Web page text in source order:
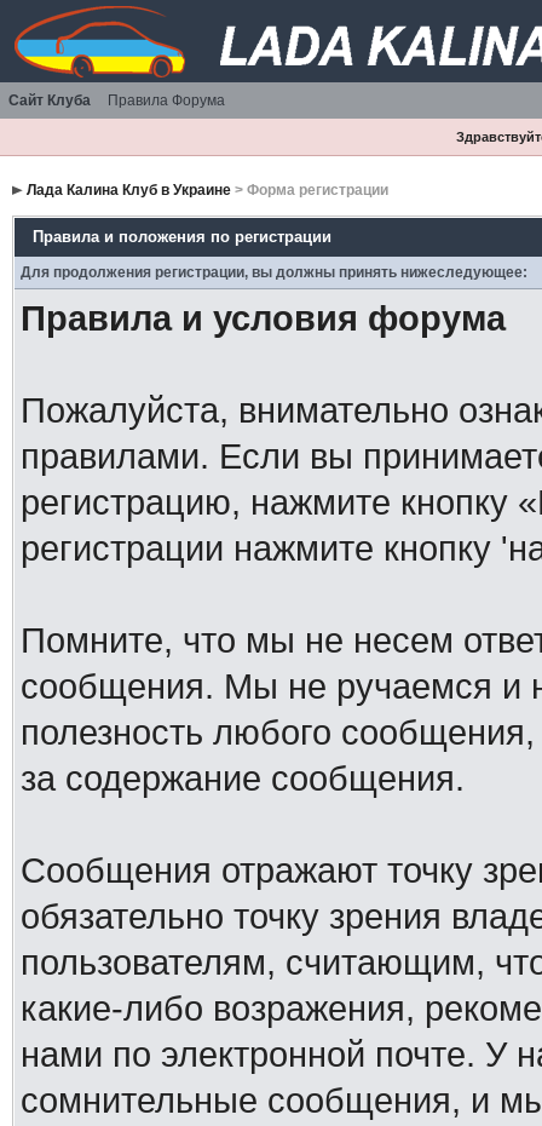
Сайт Клуба Правила Форума
Лада Калина Клуб в Украине> Форма регистрации
Правила и положения по регистрации
Для продолжения регистрации, вы должны принять нижеследующее:
Правила и условия форума
Пожалуйста, внимательно
правилами. Если вы
регистрацию, нажмите кнопку
регистрации нажмите кнопку
Помните, что мы не несем
сообщения. Мы не ручаемся и
полезность любого
за содержание сообщения.
Сообщения отражают точку
обязательно точку зрения
пользователям, считающим,
какие-либо возражения,
нами по электронной почте. У
сомнительные сообщения, и